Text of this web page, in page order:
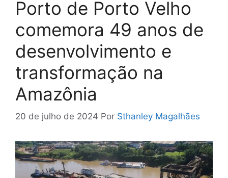
Porto de Porto Velho
comemora 49 anos de
desenvolvimento e
transformação na
Amazônia
20 de julho de 2024 Por Sthanley Magalhães